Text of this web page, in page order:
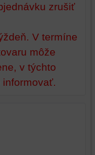
zrušiť
V termíne
môže
v týchto